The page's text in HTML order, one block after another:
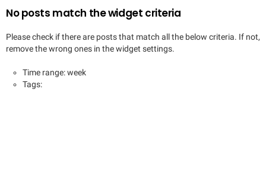
No posts match the widget criteria
Please check if there are posts that match all the below criteria. If not,
remove the wrong ones in the widget settings.
Time range: week
Tags: